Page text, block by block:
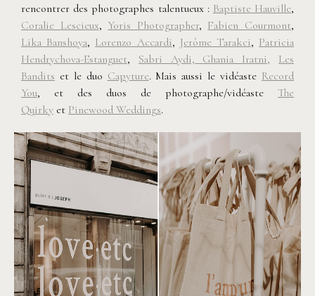
rencontrer des photographes talentueux : Baptiste Hauville,
Coralie Lescieux, Yoris Photographer, Fabien Courmont,
Lika Banshoya, Lorenzo Accardi, Jerôme Tarakci, Patricia
Hendrychova-Estanguet, Sabri Aydi, Ghania Iratni,
Les
Bandits et le duo Capyture. Mais aussi le vidéaste Record
You, et des duos de photographe/vidéaste The
Quirky et Pinewood Weddings.